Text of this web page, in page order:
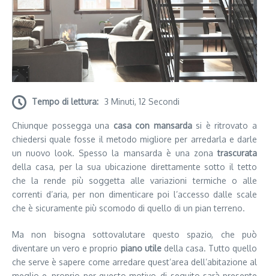
Tempo di lettura: 3 Minuti, 12 Secondi
Chiunque possegga una casa con mansardasi è ritrovato a
chiedersi quale fosse il metodo migliore per arredarla e darle
un nuovo look. Spesso la mansarda è una zonatrascurata
della casa, per la sua ubicazione direttamente sotto il tetto
che la rende più soggetta alle variazioni termiche o alle
correnti d’aria, per non dimenticare poi l’accesso dalle scale
che è sicuramente più scomodo di quello di un pian terreno.
Ma non bisogna sottovalutare questo spazio, che può
diventare un vero e proprio piano utile della casa. Tutto quello
che serve è sapere come arredare quest’area dell’abitazione al